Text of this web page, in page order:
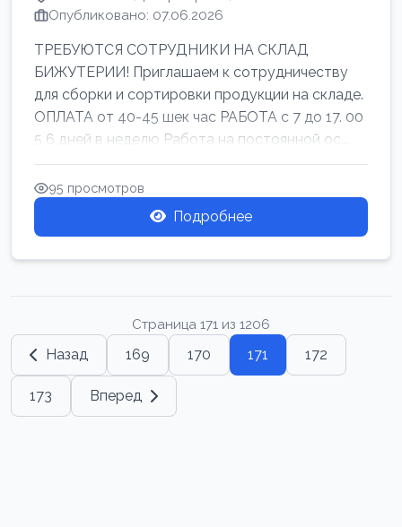
Опубликовано: 07.06.2026
ТРЕБУЮТСЯ СОТРУДНИКИ НА СКЛАД
БИЖУТЕРИИ! Приглашаем к сотрудничеству
для сборки и сортировки продукции на складе.
ОПЛАТА от 40-45 шек час РАБОТА с 7 до 17. 00
5 6 дней в неделю Работа на постоянной ос...
95 просмотров
Подробнее
Страница 171 из 1206
Назад 169 170 171 172
173 Вперед